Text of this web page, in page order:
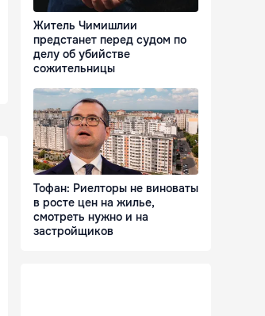
Житель Чимишлии
предстанет перед судом по
делу об убийстве
сожительницы
Тофан: Риелторы не виноваты
в росте цен на жилье,
смотреть нужно и на
застройщиков